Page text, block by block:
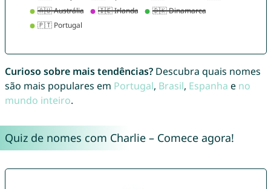
Curioso sobre mais tendências?Descubra quais nomes
são mais populares em Portugal, Brasil, Espanha e no
mundo inteiro.
Quiz de nomes com Charlie – Comece agora!